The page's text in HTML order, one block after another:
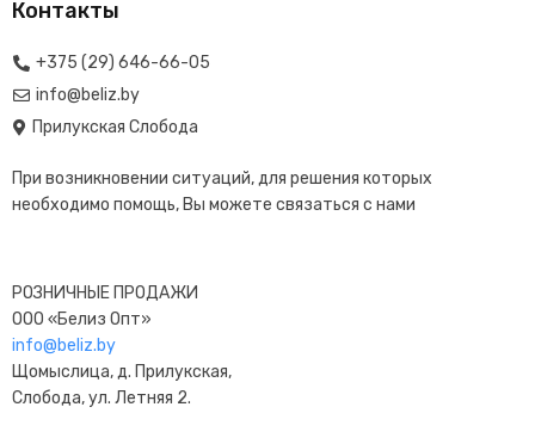
Контакты
+375 (29) 646-66-05
info@beliz.by
Прилукская Слобода
При возникновении ситуаций, для решения которых
необходимо помощь, Вы можете связаться с нами
РОЗНИЧНЫЕ ПРОДАЖИ
ООО «Белиз Опт»
info@beliz.by
Щомыслица, д. Прилукская,
Слобода, ул. Летняя 2.